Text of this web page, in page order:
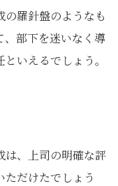
羅針盤のようなも
、部下を迷いなく導
いえるでしょう。
は、上司の明確な評
だけたでしょう